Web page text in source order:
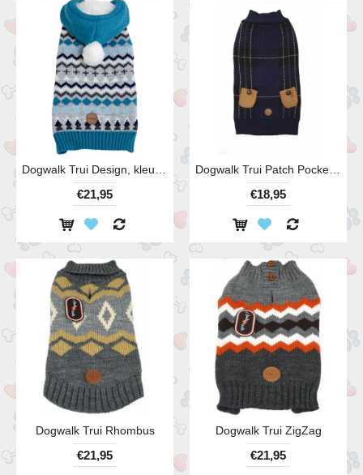
€21,95 €18,95
Dogwalk Trui Rhombus
€21,95
Dogwalk Trui ZigZag
€21,95